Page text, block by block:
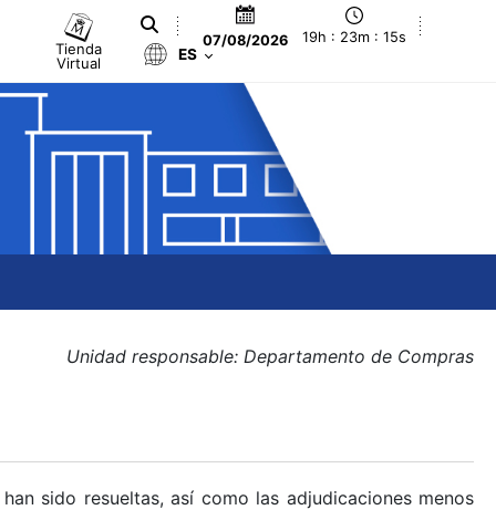
Tienda
Virtual
07/08/2026 19h : 23m : 15s
ES
Unidad responsable: Departamento de Compras
sido resueltas, así como las adjudicaciones menos